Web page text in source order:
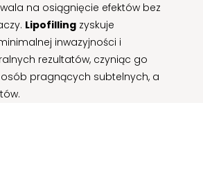
na osiągnięcie efektów bez
Lipofilling zyskuje
inwazyjności i
rezultatów, czyniąc go
pragnących subtelnych, a